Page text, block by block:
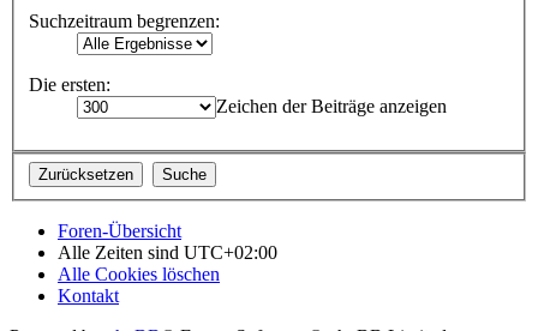
Suchzeitraum begrenzen:
Die ersten:
Zeichen der Beiträge anzeigen
Foren-Übersicht
Alle Zeiten sind UTC+02:00
Alle Cookies löschen
Kontakt